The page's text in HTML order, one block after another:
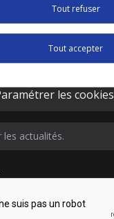
les cookies
Tout refuser
Tout accepter